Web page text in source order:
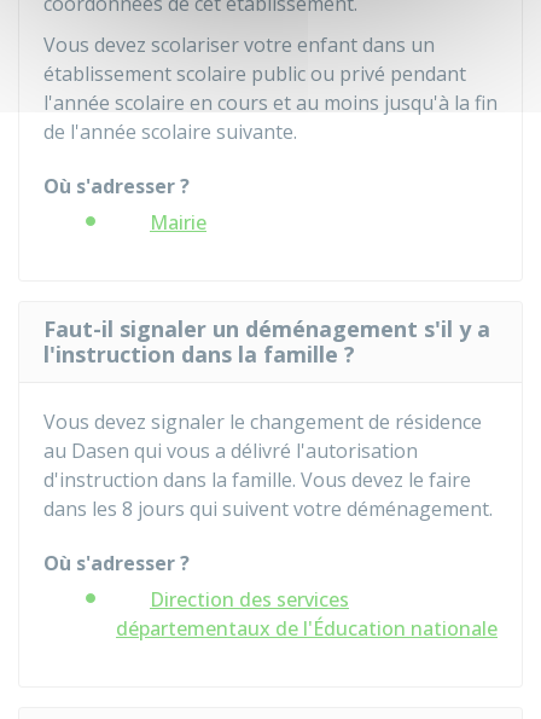
Vous devez scolariser votre enfant dans un
établissement scolaire public ou privé pendant
l'année scolaire en cours et au moins jusqu'à la fin
de l'année scolaire suivante.
Où s'adresser ?
Mairie
Faut-il signaler un déménagement s'il y a
l'instruction dans la famille ?
Vous devez signaler le changement de résidence
au Dasen qui vous a délivré l'autorisation
d'instruction dans la famille. Vous devez le faire
dans les 8 jours qui suivent votre déménagement.
Où s'adresser ?
Direction des services
départementaux de l'Éducation nationale